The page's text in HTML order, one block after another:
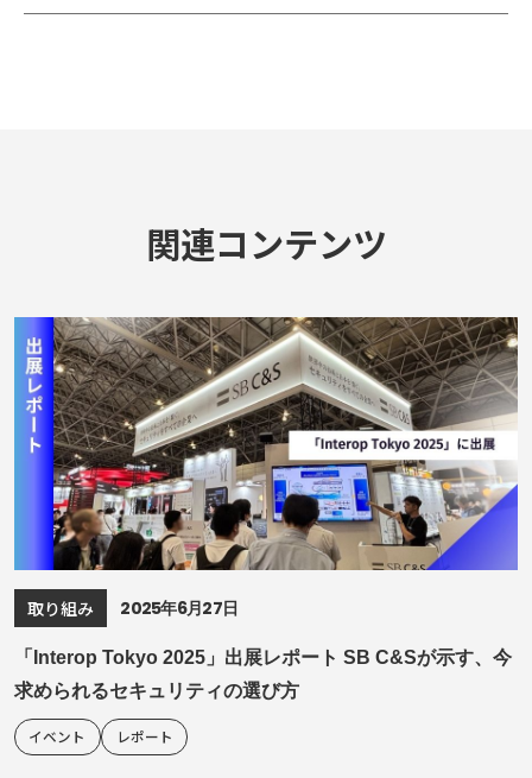
関連コンテンツ
取り組み 2025年6月27日
「Interop Tokyo 2025」出展レポート SB C&Sが示す、今
求められるセキュリティの選び方
イベント レポート